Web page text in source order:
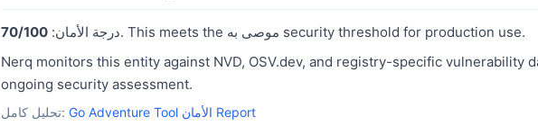
درجة الأمان: 70/100
. This meets the موصى به security threshold for production use.
Nerq monitors this entity against NVD, OSV.dev, and registry-specific vulnerability
ongoing security assessment.
تحليل كامل: Go Adventure Tool الأمان Report